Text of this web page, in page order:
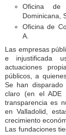
Oficina de
Dominicana,
Oficina de
A.
Las empresas
e injustificada
actuaciones
públicos, a
Se han
claro (en el ADE
transparencia es
en Valladolid,
crecimiento
Las fundaciones